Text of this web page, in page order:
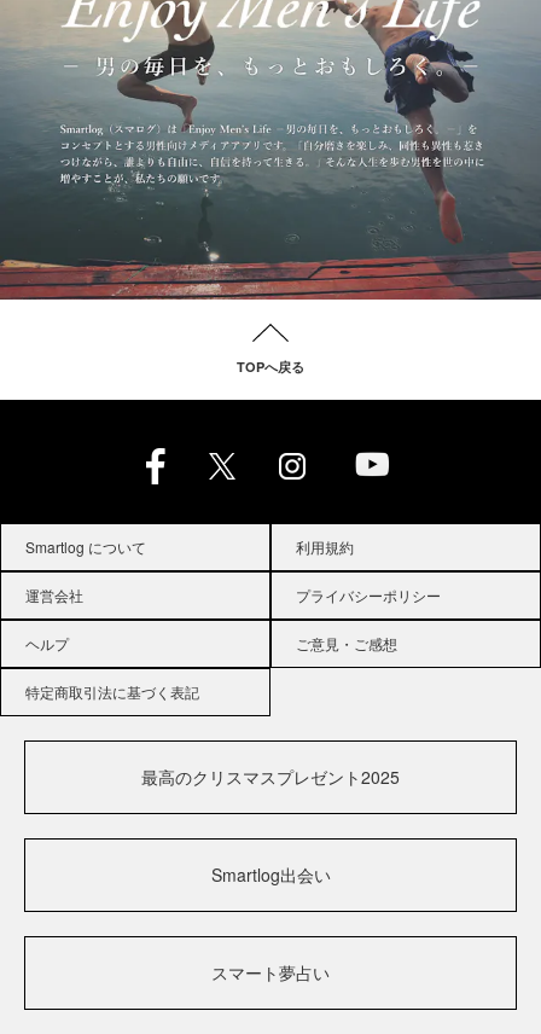
TOPへ戻る
Smartlog について 利用規約
運営会社 プライバシーポリシー
ヘルプ ご意見・ご感想
特定商取引法に基づく表記
最高のクリスマスプレゼント2025
Smartlog出会い
スマート夢占い